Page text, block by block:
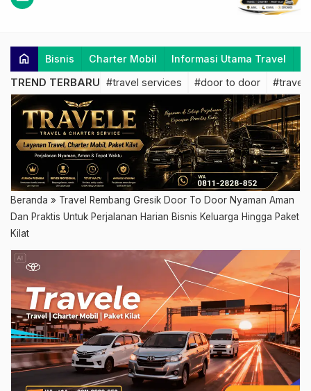
home Bisnis Charter Mobil Informasi Utama Travel
TREND TERBARU #travel services #door to door #travel
Beranda » Travel Rembang Gresik Door To Door Nyaman Aman
Dan Praktis Untuk Perjalanan Harian Bisnis Keluarga Hingga Paket
Kilat